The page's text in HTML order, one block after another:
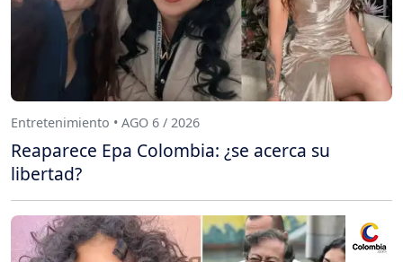
Entretenimiento • AGO 6 / 2026
Reaparece Epa Colombia: ¿se acerca su
libertad?